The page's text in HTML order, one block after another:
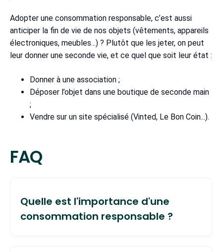
Adopter une consommation responsable, c’est aussi
anticiper la fin de vie de nos objets (vêtements, appareils
électroniques, meubles...) ? Plutôt que les jeter, on peut
leur donner une seconde vie, et ce quel que soit leur état :
Donner à une association ;
Déposer l’objet dans une boutique de seconde main
;
Vendre sur un site spécialisé (Vinted, Le Bon Coin...).
FAQ
Quelle est l'importance d'une
consommation responsable ?